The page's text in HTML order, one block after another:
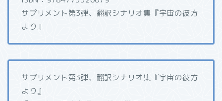
サプリメント第3弾、翻訳シナリオ集『宇宙の彼方
より』
サプリメント第3弾、翻訳シナリオ集『宇宙の彼方
より』